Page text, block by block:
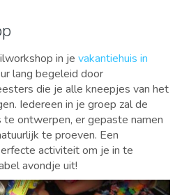
in je vakantiehuis in
lang begeleid door
die je alle kneepjes van het
Iedereen in je groep zal de
te ontwerpen, er gepaste namen
te proeven. Een
activiteit om je in te
avondje uit!